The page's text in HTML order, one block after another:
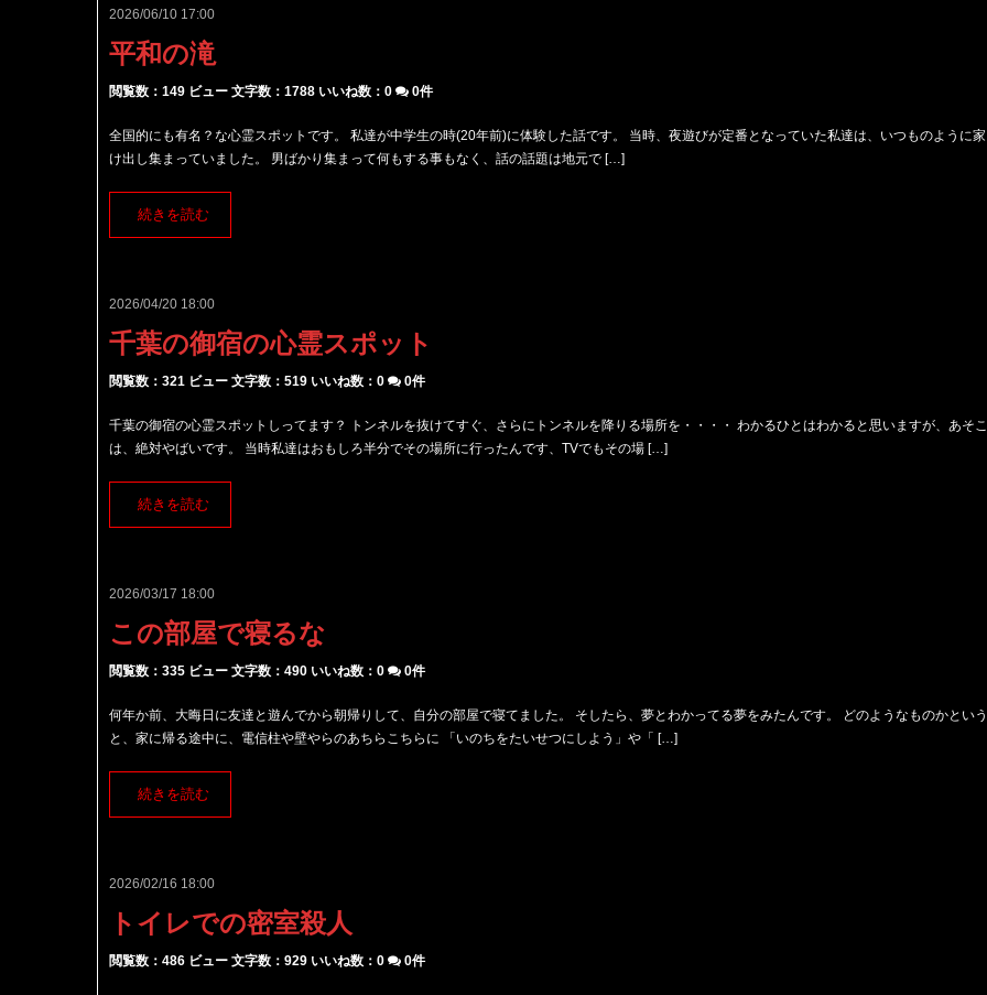
2026/06/10 17:00
平和の滝
閲覧数：149 ビュー 文字数：1788 いいね数： 0 0件
全国的にも有名？な心霊スポットです。 私達が中学生の時(20年前)に体験した話です。 当時、夜遊びが定番となっていた私達は、いつものように
け出し集まっていました。 男ばかり集まって何もする事もなく、話の話題は地元で […]
続きを読む
2026/04/20 18:00
千葉の御宿の心霊スポット
閲覧数：321 ビュー 文字数：519 いいね数： 0 0件
千葉の御宿の心霊スポットしってます？ トンネルを抜けてすぐ、さらにトンネルを降りる場所を・・・・ わかるひとはわかると思いますが、あそこ
は、絶対やばいです。 当時私達はおもしろ半分でその場所に行ったんです、TVでもその場 […]
続きを読む
2026/03/17 18:00
この部屋で寝るな
閲覧数：335 ビュー 文字数：490 いいね数： 0 0件
何年か前、大晦日に友達と遊んでから朝帰りして、自分の部屋で寝てました。 そしたら、夢とわかってる夢をみたんです。 どのようなものかという
と、家に帰る途中に、電信柱や壁やらのあちらこちらに 「いのちをたいせつにしよう」や「 […]
続きを読む
2026/02/16 18:00
トイレでの密室殺人
閲覧数：486 ビュー 文字数：929 いいね数： 0 0件